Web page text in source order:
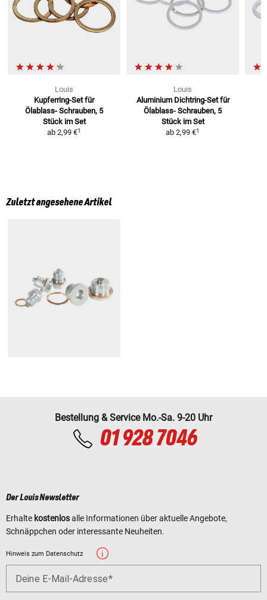
Louis
Kupferring-Set für
Ölablass- Schrauben, 5
Stück im Set
ab 2,99 €1
Louis
Aluminium Dichtring-Set für
Ölablass- Schrauben, 5
Stück im Set
ab 2,99 €1
Zuletzt angesehene Artikel
Bestellung & Service Mo.-Sa. 9-20 Uhr
01 928 7046
Der Louis Newsletter
Erhalte kostenlosalle Informationen über aktuelle Angebote,
Schnäppchen oder interessante Neuheiten.
Hinweis zum Datenschutz
Deine E-Mail-Adresse